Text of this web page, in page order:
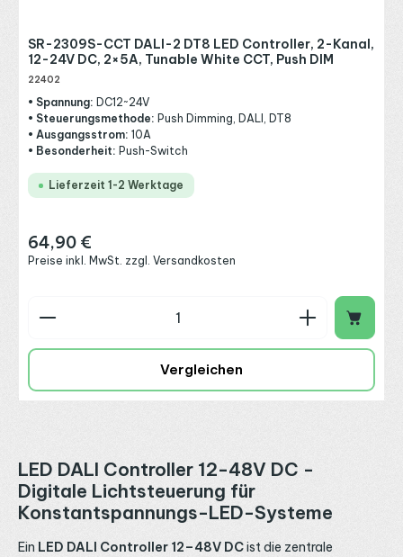
SR-2309S-CCT DALI-2 DT8 LED Controller, 2-Kanal,
12-24V DC, 2×5A, Tunable White CCT, Push DIM
22402
• Spannung: DC12~24V
• Steuerungsmethode: Push Dimming, DALI, DT8
• Ausgangsstrom: 10A
• Besonderheit: Push-Switch
Lieferzeit 1-2 Werktage
Regulärer Preis:
64,90 €
Preise inkl. MwSt. zzgl. Versandkosten
Produkt Anzahl: Gib den gewünschten Wert
Vergleichen
LED DALI Controller 12-48V DC -
Digitale Lichtsteuerung für
Konstantspannungs-LED-Systeme
Ein LED DALI Controller 12–48V DCist die zentrale